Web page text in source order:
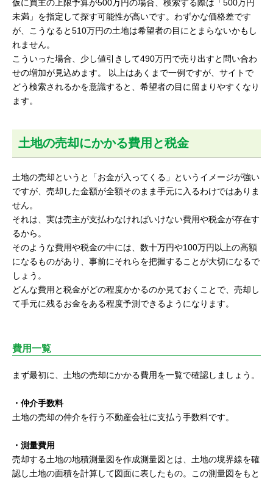
仮に買主の上限予算が500万円の場合、検索する際は「500万円
未満」を指定して探す可能性が高いです。わずかな価格差です
が、こうなると510万円の土地は希望者の目にとまらないかもし
れません。
こういった場合、少し値引きして490万円で売り出すと問い合わ
せの増加が見込めます。 以上はあくまで一例ですが、サイトで
どう検索されるかを意識すると、希望者の目に留まりやすくなり
ます。
土地の売却にかかる費用と税金
土地の売却というと「お金が入ってくる」というイメージが強い
ですが、売却した金額が全額そのまま手元に入るわけではありま
せん。
それは、実は売主が支払わなければいけない費用や税金が存在す
るから。
そのような費用や税金の中には、数十万円や100万円以上の高額
になるものがあり、事前にそれらを把握することが大切になるで
しょう。
どんな費用と税金がどの程度かかるのか見ておくことで、売却し
て手元に残るお金をある程度予測できるようになります。
費用一覧
まず最初に、土地の売却にかかる費用を一覧で確認しましょう。
・仲介手数料
土地の売却の仲介を行う不動産会社に支払う手数料です。
・測量費用
売却する土地の地積測量図を作成測量図とは、土地の境界線を確
認し土地の面積を計算して図面に表したもの。この測量図をもと